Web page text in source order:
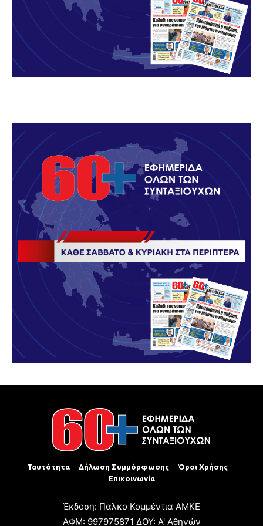
Ταυτότητα Δήλωση Συμμόρφωσης
Όροι Χρήσης
Επικοινωνία
Έκδοση: Παλκο Κομμέντια ΑΜΚΕ
ΑΦΜ: 997975871 ΔΟΥ: Α' Αθηνών